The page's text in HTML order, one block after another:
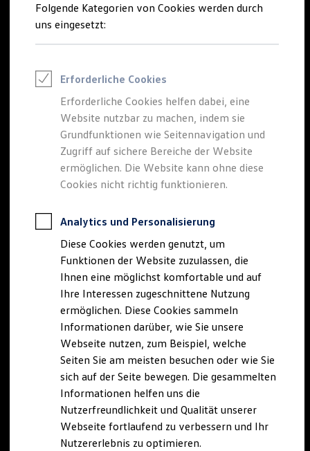
Jobs in Produktion und Logistik
Talentpool für Fach- und Führungsexpertinnen
Arbeiten bei VW
Was uns ausmacht
Wir bei Volkswagen
Onboarding und Einarbeitung
Unternehmensbereiche
Standorte
Verhaltensgrundsätze
Karriere Magazin
Talentpool
Deine Bewerbung
Onlinebewerbung: So geht's
Bewerbungstipps
Eine Absage - was nun?
Anreise zu Interview oder AC
Kontakt und Hilfe
Barrierefrei bewerben
Triff unsere Recruiter
Events
Folgende Kategorien von Cookies werden durch
uns eingesetzt:
Erforderliche Cookies
Erforderliche Cookies helfen dabei, eine
Website nutzbar zu machen, indem sie
Grundfunktionen wie Seitennavigation und
Zugriff auf sichere Bereiche der Website
ermöglichen. Die Website kann ohne diese
Cookies nicht richtig funktionieren.
Analytics und Personalisierung
Diese Cookies werden genutzt, um
Funktionen der Website zuzulassen, die
Ihnen eine möglichst komfortable und auf
Ihre Interessen zugeschnittene Nutzung
ermöglichen. Diese Cookies sammeln
Informationen darüber, wie Sie unsere
Webseite nutzen, zum Beispiel, welche
Seiten Sie am meisten besuchen oder wie Sie
sich auf der Seite bewegen. Die gesammelten
Informationen helfen uns die
Nutzerfreundlichkeit und Qualität unserer
Webseite fortlaufend zu verbessern und Ihr
Nutzererlebnis zu optimieren.